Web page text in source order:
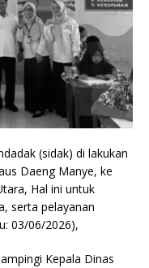
(sidak) di lakukan
Daeng Manye, ke
Hal ini untuk
serta pelayanan
03/06/2026),
Kepala Dinas